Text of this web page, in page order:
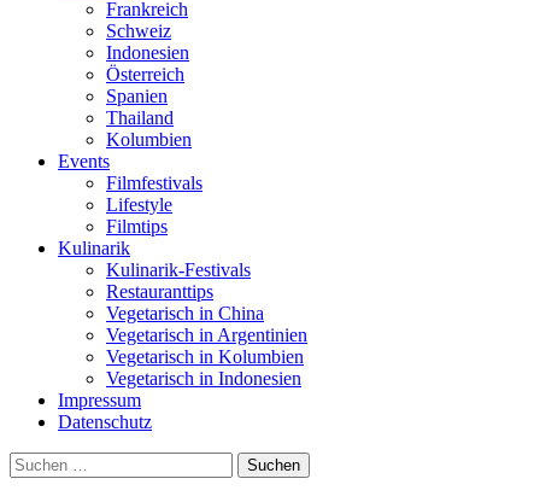
Frankreich
Schweiz
Indonesien
Österreich
Spanien
Thailand
Kolumbien
Events
Filmfestivals
Lifestyle
Filmtips
Kulinarik
Kulinarik-Festivals
Restauranttips
Vegetarisch in China
Vegetarisch in Argentinien
Vegetarisch in Kolumbien
Vegetarisch in Indonesien
Impressum
Datenschutz
Suchen
nach: